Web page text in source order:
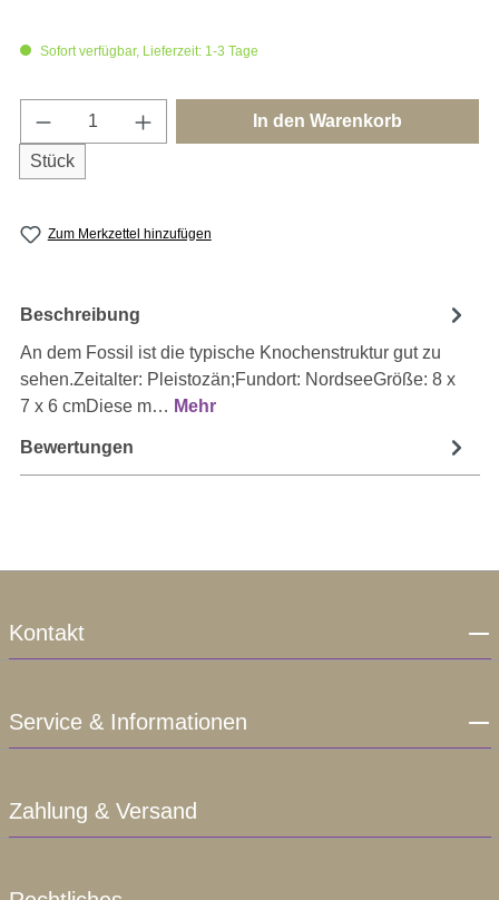
Sofort verfügbar, Lieferzeit: 1-3 Tage
Produkt Anzahl: Gib den gewünschten
Stück
In den Warenkorb
Zum Merkzettel hinzufügen
Beschreibung
An dem Fossil ist die typische Knochenstruktur gut zu
sehen.Zeitalter: Pleistozän;Fundort: NordseeGröße: 8 x
7 x 6 cmDiese m… Mehr
Bewertungen
Kontakt
Service & Informationen
Zahlung & Versand